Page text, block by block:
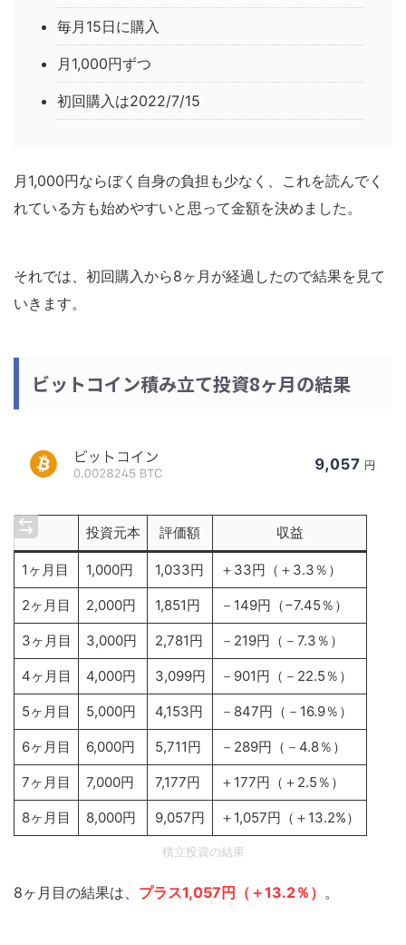
毎月15日に購入
月1,000円ずつ
初回購入は2022/7/15
月1,000円ならぼく自身の負担も少なく、これを読んでく
れている方も始めやすいと思って金額を決めました。
それでは、初回購入から8ヶ月が経過したので結果を見て
いきます。
ビットコイン積み立て投資8ヶ月の結果
投資元本 評価額 収益
1ヶ月目 1,000円 1,033円 ＋33円（＋3.3％）
2ヶ月目 2,000円 1,851円 －149円（−7.45％）
3ヶ月目 3,000円 2,781円 －219円（－7.3％）
4ヶ月目 4,000円 3,099円 －901円（－22.5％）
5ヶ月目 5,000円 4,153円 －847円（－16.9％）
6ヶ月目 6,000円 5,711円 －289円（－4.8％）
7ヶ月目 7,000円 7,177円 ＋177円（＋2.5％）
8ヶ月目 8,000円 9,057円 ＋1,057円（＋13.2%）
積立投資の結果
8ヶ月目の結果は、 プラス1,057円（＋13.2％） 。